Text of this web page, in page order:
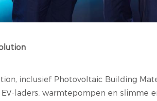
inclusief Photovoltaic Building
EV-laders, warmtepompen en slimme